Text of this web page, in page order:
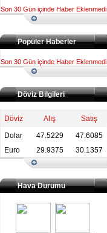
Son 30 Gün içinde Haber Eklenmedi
Popüler Haberler
Son 30 Gün içinde Haber Eklenmedi.
Döviz Bilgileri
Döviz Alış
Satış
Dolar
47.5229
47.6085
Euro
29.9375 30.1357
Hava Durumu